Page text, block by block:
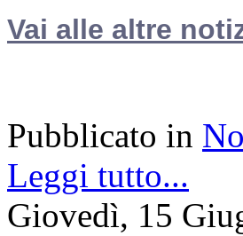
Vai alle altre
Pubblicato in
Leggi tutto...
Giovedì, 15